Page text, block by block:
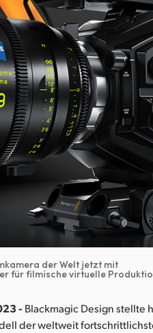
der Welt jetzt mit
für filmische virtuelle
- Blackmagic Design stellte
der weltweit